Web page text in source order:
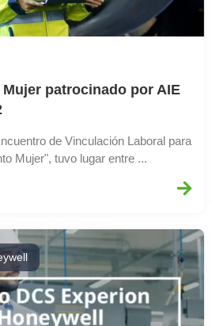
patrocinado por AIE
de Vinculación Laboral para
Mujer", tuvo lugar entre ...